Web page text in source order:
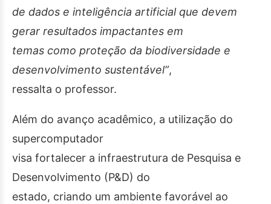
de dados e inteligência artificial que devem
gerar resultados impactantes em
temas como proteção da biodiversidade e
desenvolvimento sustentável”,
ressalta o professor.
Além do avanço acadêmico, a utilização do
supercomputador
visa fortalecer a infraestrutura de Pesquisa e
Desenvolvimento (P&D) do
estado, criando um ambiente favorável ao